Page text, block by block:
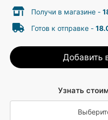
Получи в магазине -
Готов к отправке -
Добавить
Узнать